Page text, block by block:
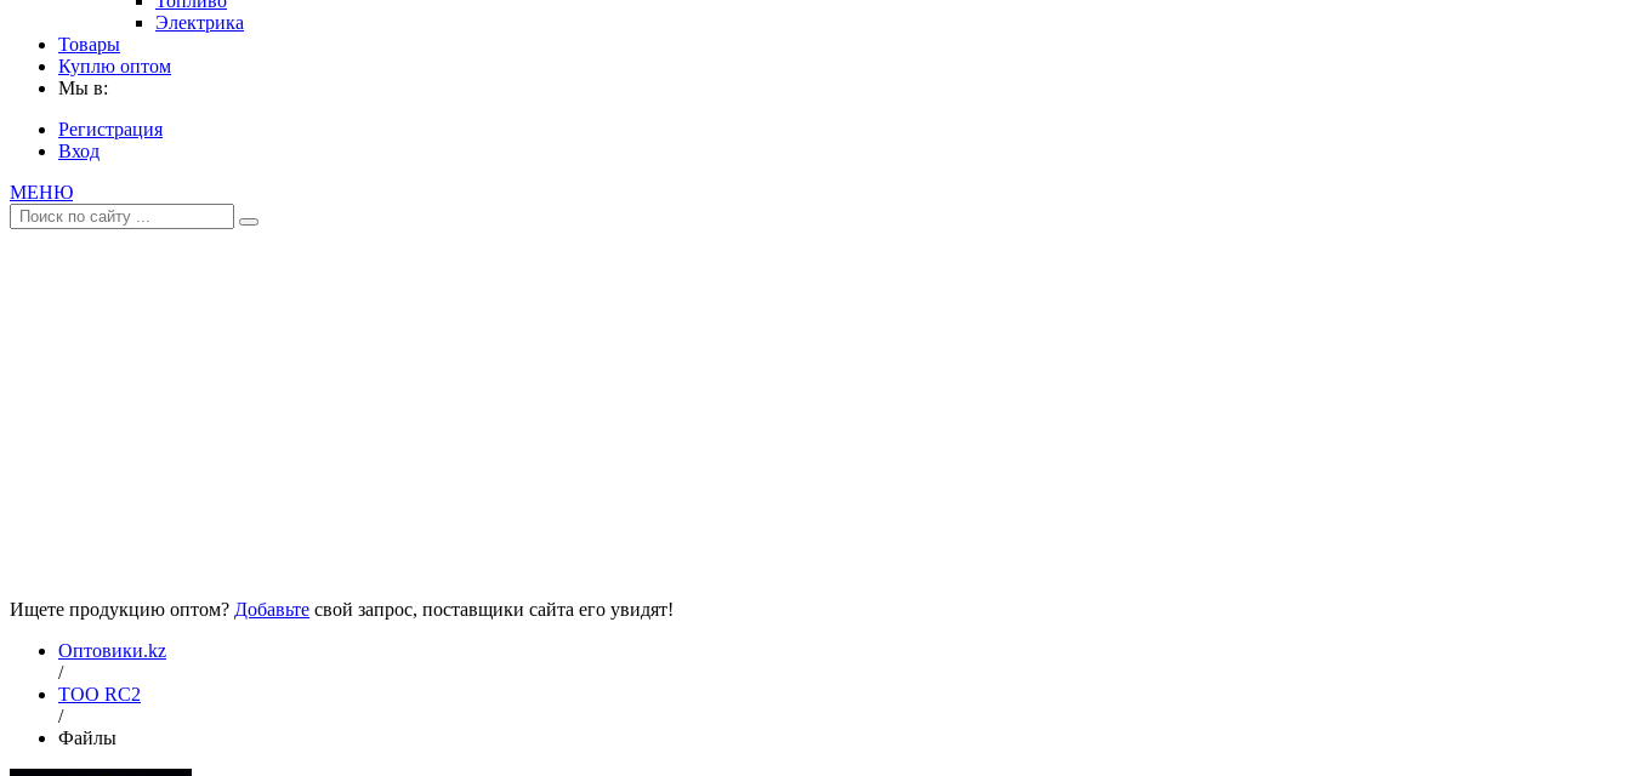
Электрика
Товары
Куплю оптом
Мы в:
Регистрация
Вход
МЕНЮ
Ищете продукцию оптом? Добавьте свой запрос, поставщики сайта его увидят!
Оптовики.kz
/
ТОО RC2
/
Файлы